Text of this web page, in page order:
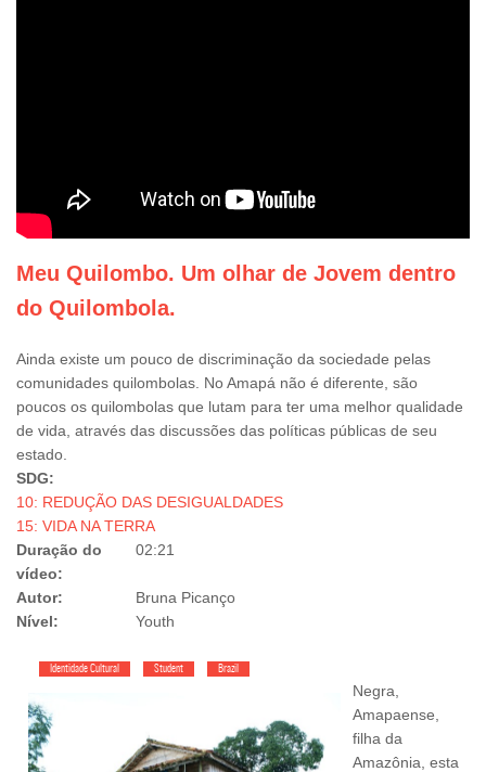
Meu Quilombo. Um olhar de Jovem dentro
do Quilombola.
Ainda existe um pouco de discriminação da sociedade pelas
comunidades quilombolas. No Amapá não é diferente, são
poucos os quilombolas que lutam para ter uma melhor qualidade
de vida, através das discussões das políticas públicas de seu
estado.
SDG:
10: REDUÇÃO DAS DESIGUALDADES
15: VIDA NA TERRA
Duração do
vídeo:
02:21
Autor:
Bruna Picanço
Nível:
Youth
Identidade Cultural Student Brazil
Negra,
Amapaense,
filha da
Amazônia, esta